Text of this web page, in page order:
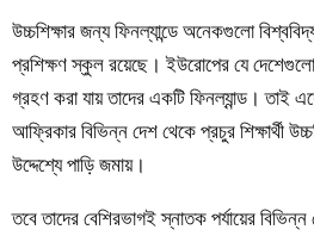
উচ্চশিক্ষার জন্য ফিনল্যান্ডে অনেকগুলো
প্রশিক্ষণ স্কুল রয়েছে। ইউরোপের যে
গ্রহণ করা যায় তাদের একটি ফিনল্যান্ড। তাই
আফ্রিকার বিভিন্ন দেশ থেকে প্রচুর শিক্ষার্থী
উদ্দেশ্যে পাড়ি জমায়।
তবে তাদের বেশিরভাগই স্নাতক পর্যায়ের